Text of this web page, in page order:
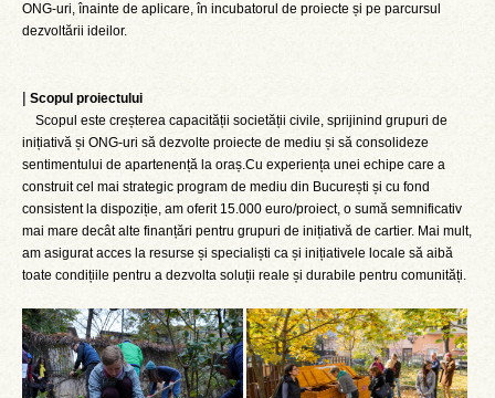
ONG-uri, înainte de aplicare, în incubatorul de proiecte și pe parcursul
dezvoltării ideilor.
| Scopul proiectului
Scopul este creșterea capacității societății civile, sprijinind grupuri de
inițiativă și ONG-uri să dezvolte proiecte de mediu și să consolideze
sentimentului de apartenență la oraș.Cu experiența unei echipe care a
construit cel mai strategic program de mediu din București și cu fond
consistent la dispoziție, am oferit 15.000 euro/proiect, o sumă semnificativ
mai mare decât alte finanțări pentru grupuri de inițiativă de cartier. Mai mult,
am asigurat acces la resurse și specialiști ca și inițiativele locale să aibă
toate condițiile pentru a dezvolta soluții reale și durabile pentru comunități.